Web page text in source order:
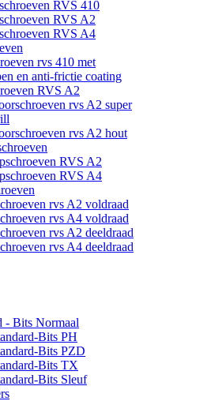
RVS 410
RVS A2
RVS A4
rvs 410 met
en anti-frictie coating
RVS A2
rvs A2 super
rvs A2 hout
RVS A2
RVS A4
rvs A2 voldraad
rvs A4 voldraad
rvs A2 deeldraad
rvs A4 deeldraad
- Bits Normaal
Bits PH
Bits PZD
Bits TX
Bits Sleuf